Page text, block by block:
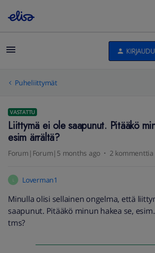
Puheliittymät
VASTATTU
Liittymä ei ole saapunut. Pitääkö
esim ärrältä?
Forum|Forum|5 months ago 2 kommenttia
L Loverman1
Minulla olisi sellainen ongelma, että
saapunut. Pitääkö minun hakea se,
tms?